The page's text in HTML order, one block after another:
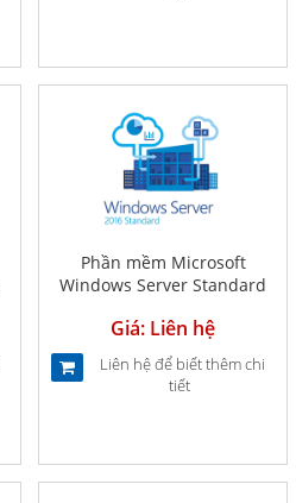
Phần mềm Microsoft
Windows Server Standard
OEI DVD 16 Core (P73-
07113)
Giá: Liên hệ
Liên hệ để biết thêm chi
tiết